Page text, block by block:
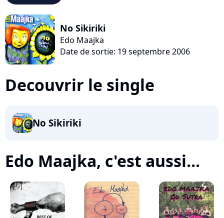
No Sikiriki
Edo Maajka
Date de sortie: 19 septembre 2006
Decouvrir le single
No Sikiriki
Edo Maajka, c'est aussi...